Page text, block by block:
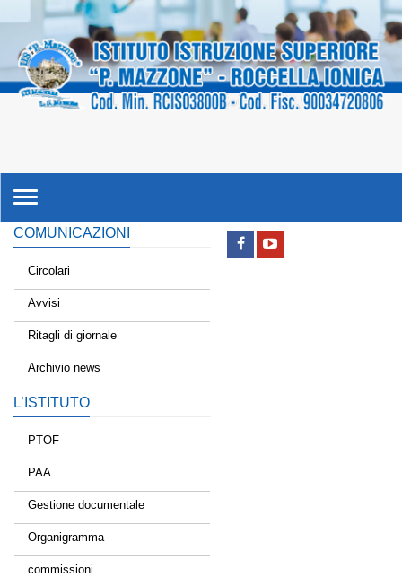
TOGGLE
NAVIGATION
COMUNICAZIONI
Circolari
Avvisi
Ritagli di giornale
Archivio news
L’ISTITUTO
PTOF
PAA
Gestione documentale
Organigramma
commissioni